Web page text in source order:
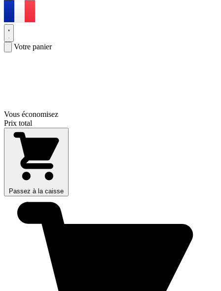
Votre panier
Vous économisez
Prix total
Passez à la caisse